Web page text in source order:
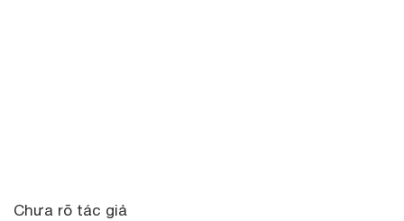
Chưa rõ tác giả